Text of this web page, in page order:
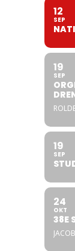
12
SEP
19
SEP
19
SEP
24
OKT
38E